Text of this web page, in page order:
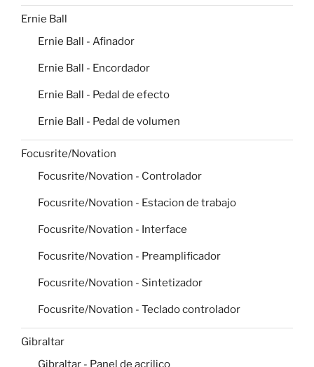
Ernie Ball
Ernie Ball - Afinador
Ernie Ball - Encordador
Ernie Ball - Pedal de efecto
Ernie Ball - Pedal de volumen
Focusrite/Novation
Focusrite/Novation - Controlador
Focusrite/Novation - Estacion de trabajo
Focusrite/Novation - Interface
Focusrite/Novation - Preamplificador
Focusrite/Novation - Sintetizador
Focusrite/Novation - Teclado controlador
Gibraltar
Gibraltar - Panel de acrilico